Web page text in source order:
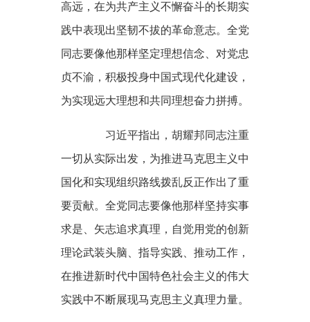
高远，在为共产主义不懈奋斗的长期实
践中表现出坚韧不拔的革命意志。全党
同志要像他那样坚定理想信念、对党忠
贞不渝，积极投身中国式现代化建设，
为实现远大理想和共同理想奋力拼搏。
习近平指出，胡耀邦同志注重
一切从实际出发，为推进马克思主义中
国化和实现组织路线拨乱反正作出了重
要贡献。全党同志要像他那样坚持实事
求是、矢志追求真理，自觉用党的创新
理论武装头脑、指导实践、推动工作，
在推进新时代中国特色社会主义的伟大
实践中不断展现马克思主义真理力量。